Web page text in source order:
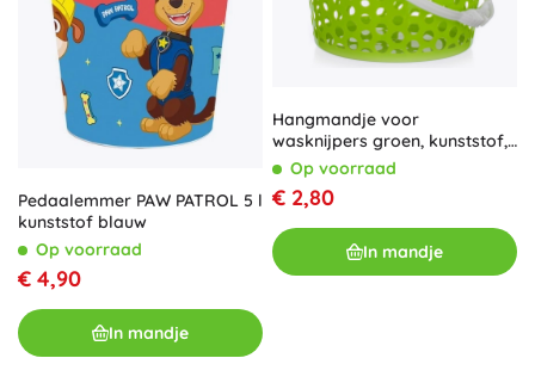
Pedaalemmer PAW PATROL 5 l
kunststof blauw
Op voorraad
€ 4,90
In mandje
Hangmandje voor
wasknijpers groen, kunststof,
diameter 19 cm
Op voorraad
€ 2,80
In mandje